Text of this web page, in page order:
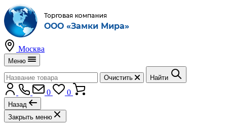
Москва
Меню
Очистить Найти
0 0
Назад
Закрыть меню